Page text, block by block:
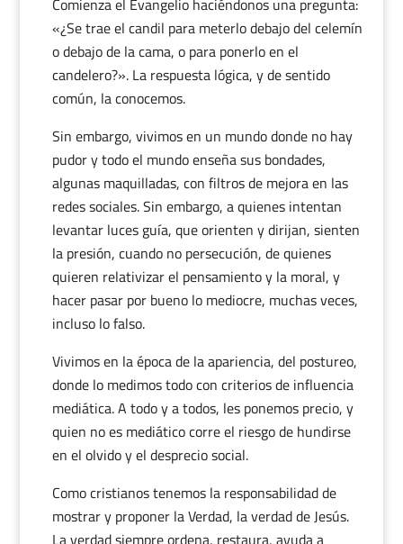
Comienza el Evangelio haciéndonos una pregunta:
«¿Se trae el candil para meterlo debajo del celemín
o debajo de la cama, o para ponerlo en el
candelero?». La respuesta lógica, y de sentido
común, la conocemos.
Sin embargo, vivimos en un mundo donde no hay
pudor y todo el mundo enseña sus bondades,
algunas maquilladas, con filtros de mejora en las
redes sociales. Sin embargo, a quienes intentan
levantar luces guía, que orienten y dirijan, sienten
la presión, cuando no persecución, de quienes
quieren relativizar el pensamiento y la moral, y
hacer pasar por bueno lo mediocre, muchas veces,
incluso lo falso.
Vivimos en la época de la apariencia, del postureo,
donde lo medimos todo con criterios de influencia
mediática. A todo y a todos, les ponemos precio, y
quien no es mediático corre el riesgo de hundirse
en el olvido y el desprecio social.
Como cristianos tenemos la responsabilidad de
mostrar y proponer la Verdad, la verdad de Jesús.
La verdad siempre ordena, restaura, ayuda a